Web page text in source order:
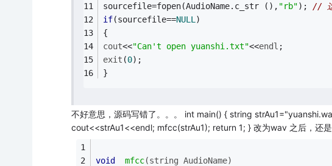
sourcefile=fopen(AudioName.c_str (), "rb"); // 这
if(sourcefile==NULL )
{
cout<<"Can't open yuanshi.txt"<<endl ;
exit (0);
}
不好意思，源码写错了。。。 int main() { string
cout<<strAu1<<endl; mfcc(strAu1); return 1; } 改为wav 之后，还
void mfcc(string AudioName)